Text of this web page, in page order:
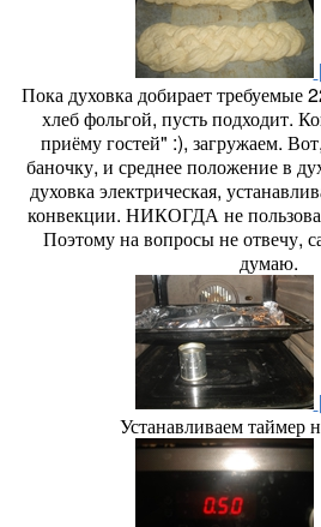
Пока духовка добирает требуемые
хлеб фольгой, пусть подходит.
приёму гостей" :), загружаем.
баночку, и среднее положение в
духовка электрическая,
конвекции. НИКОГДА не
Поэтому на вопросы не отвечу,
думаю.
Устанавливаем таймер